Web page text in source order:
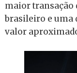
maior
brasileiro e uma
valor